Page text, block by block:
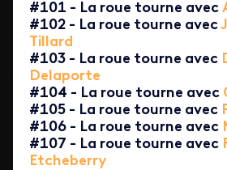
#101 - La roue tourne avec
#102 - La roue tourne avec
Tillard
#103 - La roue tourne avec
Delaporte
#104 - La roue tourne avec
#105 - La roue tourne avec
#106 - La roue tourne avec
#107 - La roue tourne avec
Etcheberry